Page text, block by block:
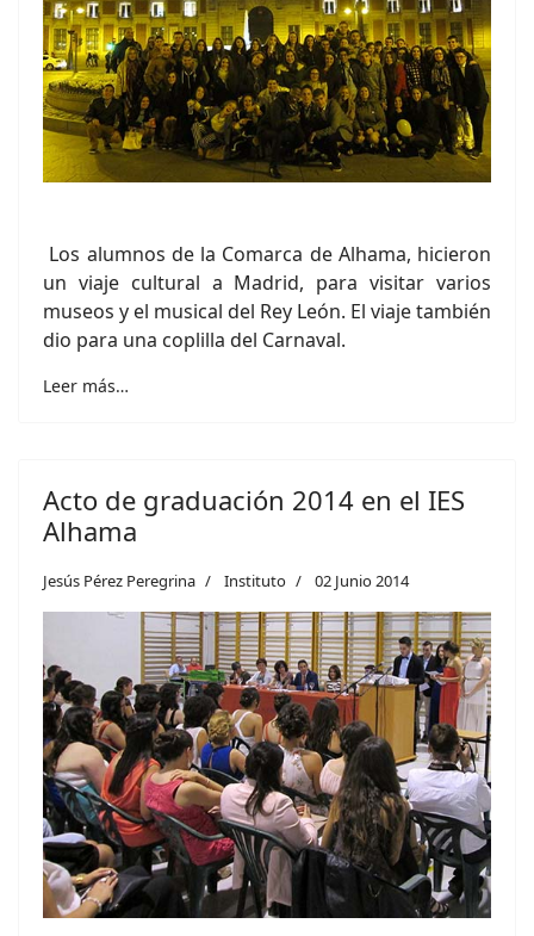
Los alumnos de la Comarca de Alhama, hicieron
un viaje cultural a Madrid, para visitar varios
museos y el musical del Rey León. El viaje también
dio para una coplilla del Carnaval.
Leer más…
Acto de graduación 2014 en el IES
Alhama
Jesús Pérez Peregrina Instituto 02 Junio 2014